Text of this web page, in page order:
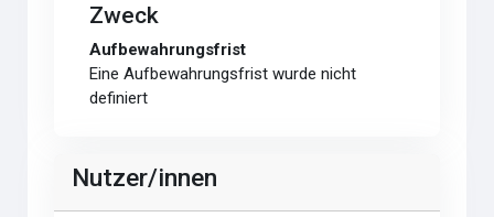
Zweck
Aufbewahrungsfrist
Eine Aufbewahrungsfrist wurde nicht
definiert
Nutzer/innen